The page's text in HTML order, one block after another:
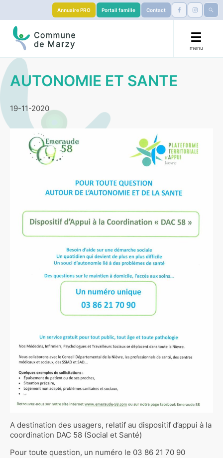
Annuaire PRO Portail famille Contact
Démarches
Services & Culture
Visiter
menu
AUTONOMIE ET SANTE
19-11-2020
A destination des usagers, relatif au dispositif d’appui à la
coordination DAC 58 (Social et Santé)
Pour toute question, un numéro le 03 86 21 70 90